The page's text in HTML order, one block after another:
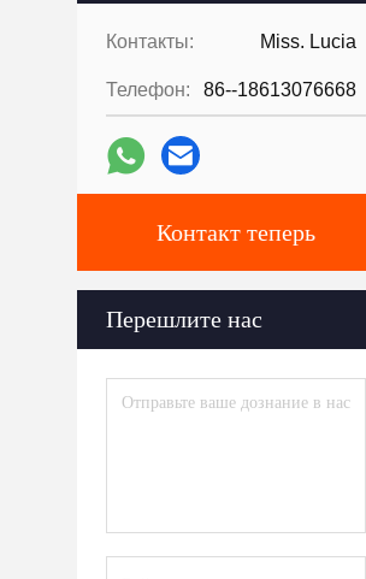
Контакты: Miss. Lucia
Телефон: 86--18613076668
Контакт теперь
Перешлите нас